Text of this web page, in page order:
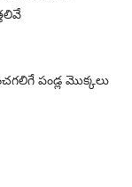
పండ్ల మొక్కలు